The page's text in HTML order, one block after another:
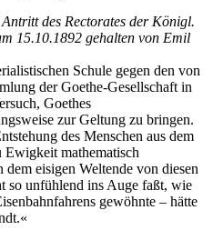
des Rectorates der Königl.
15.10.1892 gehalten von Emil
Schule gegen den von
der Goethe-Gesellschaft in
Goethes
zur Geltung zu bringen.
des Menschen aus dem
mathematisch
eisigen Weltende von diesen
so unfühlend ins Auge faßt, wie
gewöhnte – hätte